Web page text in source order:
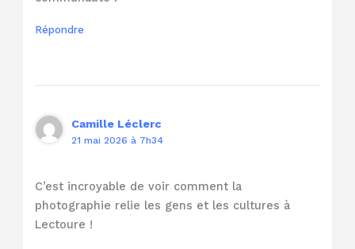
Répondre
Camille Léclerc
21 mai 2026 à 7h34
C’est incroyable de voir comment la
photographie relie les gens et les cultures à
Lectoure !